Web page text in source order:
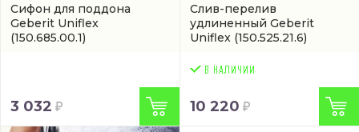
Сифон для поддона
Geberit Uniflex
(150.685.00.1)
3 032
Слив-перелив
удлиненный Geberit
Uniflex (150.525.21.6)
10 220